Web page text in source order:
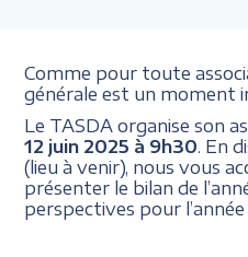
Comme pour toute
générale est un moment
Le TASDA organise son
12 juin 2025 à 9h30 . En
(lieu à venir), nous vous
présenter le bilan de
perspectives pour l’année